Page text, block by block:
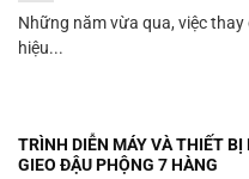
Những năm vừa qua, việc
hiệu...
TRÌNH DIỄN MÁY VÀ THIẾT
GIEO ĐẬU PHỘNG 7 HÀNG